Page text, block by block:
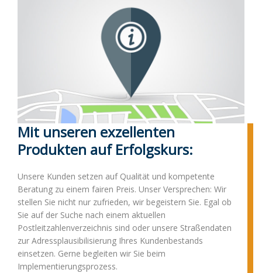
Mit unseren exzellenten
Produkten auf Erfolgskurs:
Unsere Kunden setzen auf Qualität und kompetente
Beratung zu einem fairen Preis. Unser Versprechen: Wir
stellen Sie nicht nur zufrieden, wir begeistern Sie. Egal ob
Sie auf der Suche nach einem aktuellen
Postleitzahlenverzeichnis sind oder unsere Straßendaten
zur Adressplausibilisierung Ihres Kundenbestands
einsetzen. Gerne begleiten wir Sie beim
Implementierungsprozess.